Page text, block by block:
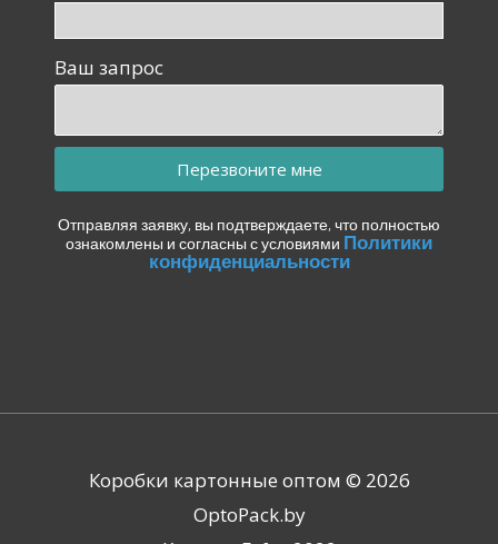
Ваш запрос
Перезвоните мне
Отправляя заявку, вы подтверждаете, что полностью
ознакомлены и согласны с условиями Политики
конфиденциальности
Коробки картонные оптом © 2026
OptoPack.by